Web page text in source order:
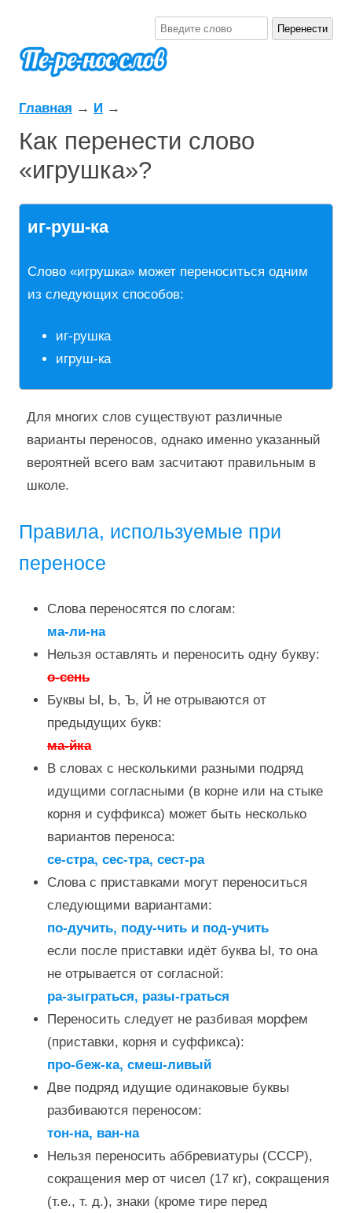
Главная → И →
Как перенести слово
«игрушка»?
иг-руш-ка
Слово «игрушка» может переноситься одним
из следующих способов:
иг-рушка
игруш-ка
Для многих слов существуют различные
варианты переносов, однако именно указанный
вероятней всего вам засчитают правильным в
школе.
Правила, используемые при
переносе
Слова переносятся по слогам:
ма-ли-на
Нельзя оставлять и переносить одну букву:
о-сень
Буквы Ы, Ь, Ъ, Й не отрываются от
предыдущих букв:
ма-йка
В словах с несколькими разными подряд
идущими согласными (в корне или на стыке
корня и суффикса) может быть несколько
вариантов переноса:
се-стра, сес-тра, сест-ра
Слова с приставками могут переноситься
следующими вариантами:
по-дучить, поду-чить и под-учить
если после приставки идёт буква Ы, то она
не отрывается от согласной:
ра-зыграться, разы-граться
Переносить следует не разбивая морфем
(приставки, корня и суффикса):
про-беж-ка, смеш-ливый
Две подряд идущие одинаковые буквы
разбиваются переносом:
тон-на, ван-на
Нельзя переносить аббревиатуры (СССР),
сокращения мер от чисел (17 кг), сокращения
(т.е., т. д.), знаки (кроме тире перед